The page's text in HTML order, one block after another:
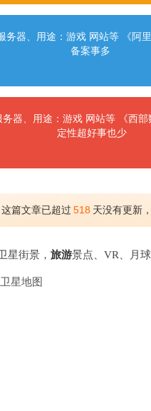
务器、用途：游戏 网站等 《阿
备案事多
器、用途：游戏 网站等 《西
定性超好事也少
篇文章已超过 518 天没有更新
星街景， 旅游景点、VR、月
星地图